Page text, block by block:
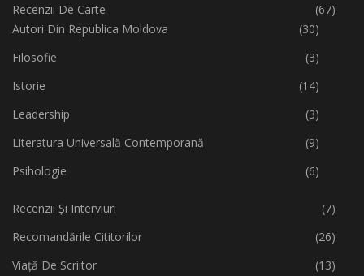
Recenzii De Carte
(67)
Autori Din Republica Moldova
(30)
Filosofie
(3)
Istorie
(14)
Leadership
(3)
Literatura Universală Contemporană
(9)
Psihologie
(6)
Recenzii Și Interviuri
(7)
Recomandările Cititorilor
(26)
Viață De Scriitor
(13)